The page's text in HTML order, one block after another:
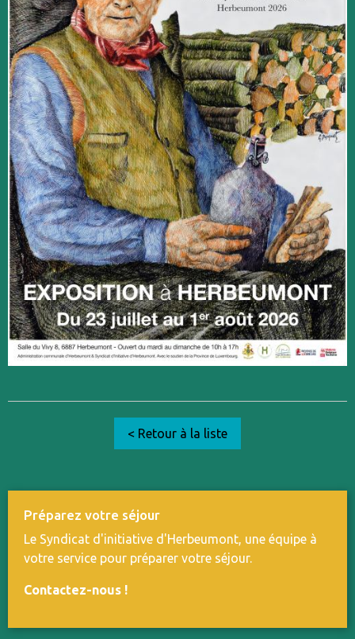
< Retour à la liste
Préparez votre séjour
Le Syndicat d'initiative d'Herbeumont, une équipe à
votre service pour préparer votre séjour.
Contactez-nous !